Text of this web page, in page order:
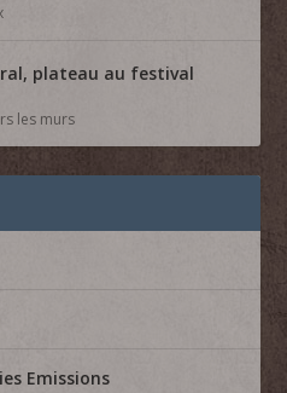
plateau au festival
les murs
Emissions